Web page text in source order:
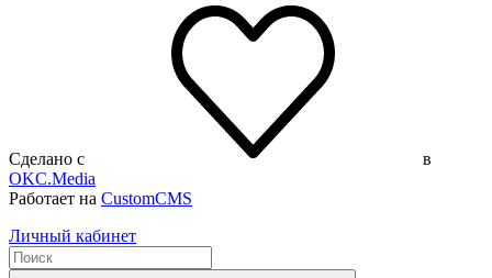
Сделано с
в
OKC.Media
Работает на CustomCMS
Личный кабинет